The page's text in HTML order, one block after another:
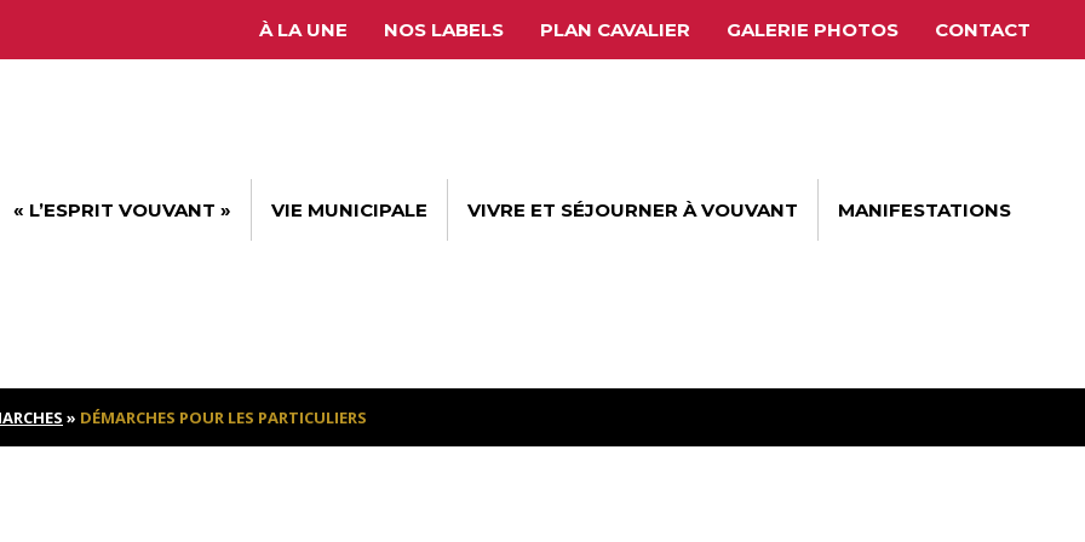
À LA UNE NOS LABELS PLAN CAVALIER GALERIE PHOTOS CONTACT
« L’ESPRIT VOUVANT » VIE MUNICIPALE VIVRE ET SÉJOURNER À VOUVANT MANIFESTATIONS
» DÉMARCHES POUR LES PARTICULIERS